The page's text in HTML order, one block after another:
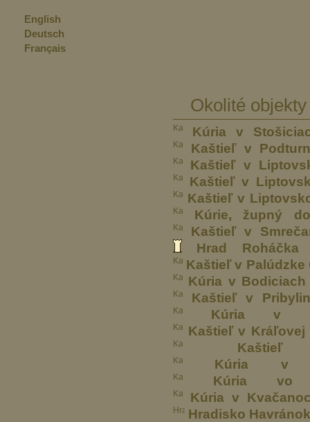
Okolité objekty
Kúria v
Kaštieľ v
Kaštieľ v
Kaštieľ v
Kaštieľ v
Kúrie, župný
Kaštieľ v
Hrad Roháčka
Kaštieľ v Palúdzke
Kúria v Bodiciach
Kaštieľ v
Kúria v
Kaštieľ v Kráľovej
Kúria v
Kúria vo
Kúria v
Hradisko Havránok
English
Deutsch
Français